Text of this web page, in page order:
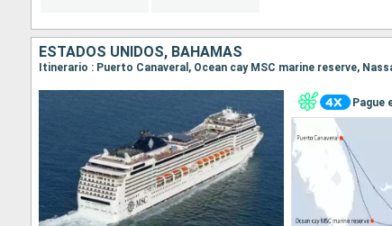
ESTADOS UNIDOS, BAHAMAS
Itinerario : Puerto Canaveral, Ocean cay MSC marine reserve,
Pague